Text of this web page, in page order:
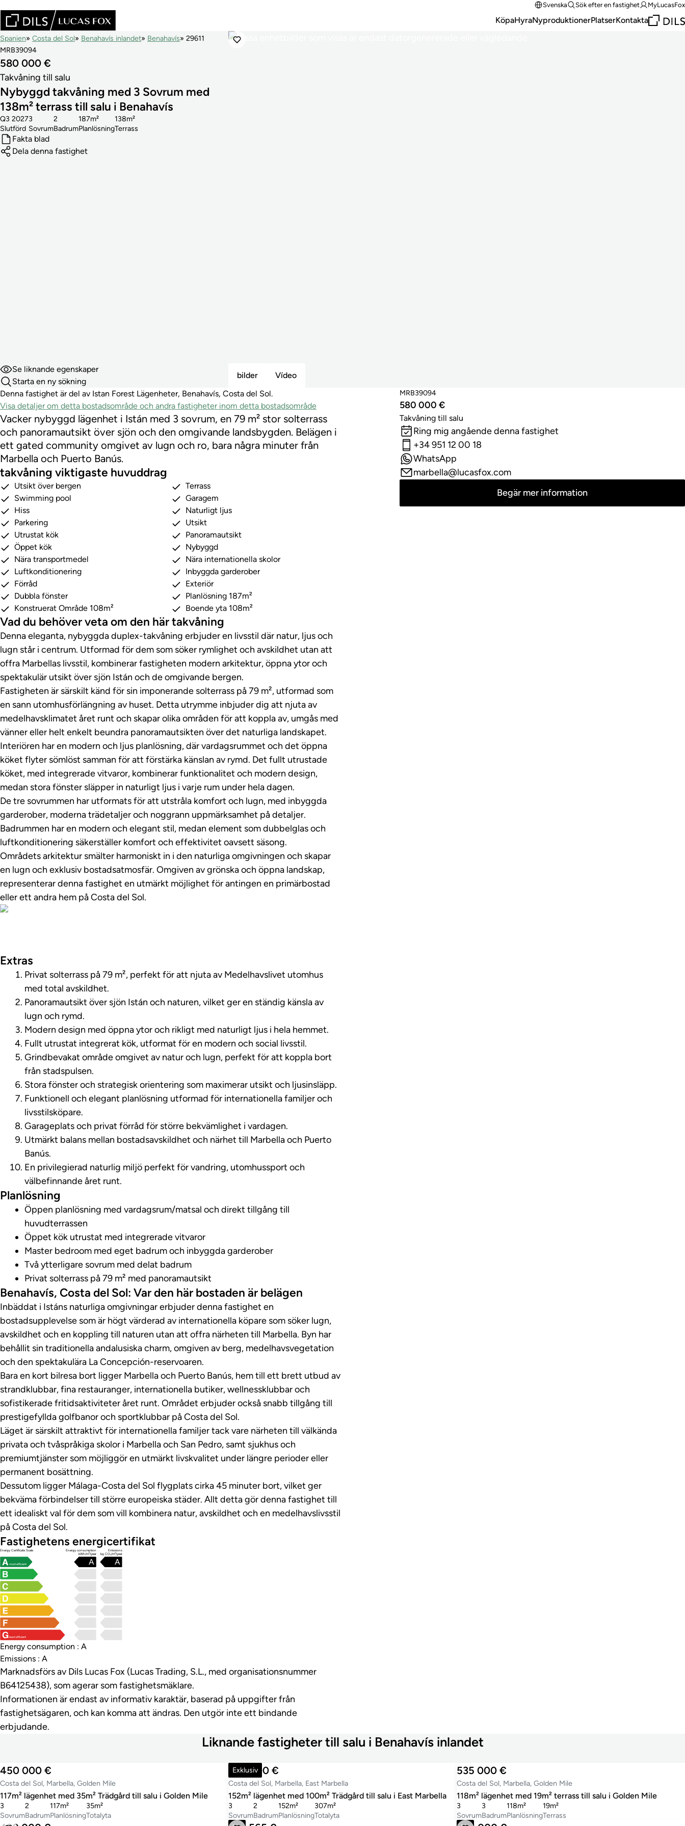
Svenska Sök efter en fastighet MyLucasFox
KöpaHyraNyproduktionerPlatserKontakta
bilder Vídeo
Spanien Costa del Sol Benahavís inlandet Benahavís
29611
MRB39094
580 000 €
Takvåning till salu
Nybyggd takvåning med 3 Sovrum med
138m² terrass till salu i Benahavís
Slutförd
Q3 2027
Sovrum
3
Badrum
2
Planlösning
187m²
Terrass
138m²
Fakta blad
Dela denna fastighet
Se liknande egenskaper
Starta en ny sökning
Denna fastighet är del av Istan Forest Lägenheter, Benahavís, Costa del Sol.
Visa detaljer om detta bostadsområde och andra fastigheter inom detta bostadsområde
Vacker nybyggd lägenhet i Istán med 3 sovrum, en 79 m² stor solterrass
och panoramautsikt över sjön och den omgivande landsbygden. Belägen i
ett gated community omgivet av lugn och ro, bara några minuter från
Marbella och Puerto Banús.
takvåning viktigaste huvuddrag
Utsikt över bergen
Terrass
Swimming pool
Garagem
Hiss
Naturligt ljus
Parkering
Utsikt
Utrustat kök
Panoramautsikt
Öppet kök
Nybyggd
Nära transportmedel
Nära internationella skolor
Luftkonditionering
Inbyggda garderober
Förråd
Exteriör
Dubbla fönster
Planlösning 187m²
Konstruerat Område 108m²
Boende yta 108m²
Vad du behöver veta om den här takvåning
Denna eleganta, nybyggda duplex-takvåning erbjuder en livsstil där natur, ljus och
lugn står i centrum. Utformad för dem som söker rymlighet och avskildhet utan att
offra Marbellas livsstil, kombinerar fastigheten modern arkitektur, öppna ytor och
spektakulär utsikt över sjön Istán och de omgivande bergen.
Fastigheten är särskilt känd för sin imponerande solterrass på 79 m², utformad som
en sann utomhusförlängning av huset. Detta utrymme inbjuder dig att njuta av
medelhavsklimatet året runt och skapar olika områden för att koppla av, umgås med
vänner eller helt enkelt beundra panoramautsikten över det naturliga landskapet.
Interiören har en modern och ljus planlösning, där vardagsrummet och det öppna
köket flyter sömlöst samman för att förstärka känslan av rymd. Det fullt utrustade
köket, med integrerade vitvaror, kombinerar funktionalitet och modern design,
medan stora fönster släpper in naturligt ljus i varje rum under hela dagen.
De tre sovrummen har utformats för att utstråla komfort och lugn, med inbyggda
garderober, moderna trädetaljer och noggrann uppmärksamhet på detaljer.
Badrummen har en modern och elegant stil, medan element som dubbelglas och
luftkonditionering säkerställer komfort och effektivitet oavsett säsong.
Områdets arkitektur smälter harmoniskt in i den naturliga omgivningen och skapar
en lugn och exklusiv bostadsatmosfär. Omgiven av grönska och öppna landskap,
representerar denna fastighet en utmärkt möjlighet för antingen en primärbostad
eller ett andra hem på Costa del Sol.
Extras
Privat solterrass på 79 m², perfekt för att njuta av Medelhavslivet utomhus
med total avskildhet.
Panoramautsikt över sjön Istán och naturen, vilket ger en ständig känsla av
lugn och rymd.
Modern design med öppna ytor och rikligt med naturligt ljus i hela hemmet.
Fullt utrustat integrerat kök, utformat för en modern och social livsstil.
Grindbevakat område omgivet av natur och lugn, perfekt för att koppla bort
från stadspulsen.
Stora fönster och strategisk orientering som maximerar utsikt och ljusinsläpp.
Funktionell och elegant planlösning utformad för internationella familjer och
livsstilsköpare.
Garageplats och privat förråd för större bekvämlighet i vardagen.
Utmärkt balans mellan bostadsavskildhet och närhet till Marbella och Puerto
Banús.
En privilegierad naturlig miljö perfekt för vandring, utomhussport och
välbefinnande året runt.
Planlösning
Öppen planlösning med vardagsrum/matsal och direkt tillgång till
huvudterrassen
Öppet kök utrustat med integrerade vitvaror
Master bedroom med eget badrum och inbyggda garderober
Två ytterligare sovrum med delat badrum
Privat solterrass på 79 m² med panoramautsikt
Benahavís, Costa del Sol: Var den här bostaden är belägen
Inbäddat i Istáns naturliga omgivningar erbjuder denna fastighet en
bostadsupplevelse som är högt värderad av internationella köpare som söker lugn,
avskildhet och en koppling till naturen utan att offra närheten till Marbella. Byn har
behållit sin traditionella andalusiska charm, omgiven av berg, medelhavsvegetation
och den spektakulära La Concepción-reservoaren.
Bara en kort bilresa bort ligger Marbella och Puerto Banús, hem till ett brett utbud av
strandklubbar, fina restauranger, internationella butiker, wellnessklubbar och
sofistikerade fritidsaktiviteter året runt. Området erbjuder också snabb tillgång till
prestigefyllda golfbanor och sportklubbar på Costa del Sol.
Läget är särskilt attraktivt för internationella familjer tack vare närheten till välkända
privata och tvåspråkiga skolor i Marbella och San Pedro, samt sjukhus och
premiumtjänster som möjliggör en utmärkt livskvalitet under längre perioder eller
permanent bosättning.
Dessutom ligger Málaga-Costa del Sol flygplats cirka 45 minuter bort, vilket ger
bekväma förbindelser till större europeiska städer. Allt detta gör denna fastighet till
ett idealiskt val för dem som vill kombinera natur, avskildhet och en medelhavslivsstil
på Costa del Sol.
Fastighetens energicertifikat
Energy Certificate Scale
Energy consumption
kWh/m²/year
Emissions
kg CO₂/m²/year
most efficient
least efficient
A
A
Energy consumption : A
Emissions : A
Marknadsförs av Dils Lucas Fox (Lucas Trading, S.L., med organisationsnummer
B64125438), som agerar som fastighetsmäklare.
Informationen är endast av informativ karaktär, baserad på uppgifter från
fastighetsägaren, och kan komma att ändras. Den utgör inte ett bindande
erbjudande.
MRB39094
580 000 €
Takvåning till salu
Ring mig angående denna fastighet
+34 951 12 00 18
WhatsApp
marbella@lucasfox.com
Begär mer information
Liknande fastigheter till salu i Benahavís inlandet
450 000 €
Costa del Sol, Marbella, Golden Mile
117m² lägenhet med 35m² Trädgård till salu i Golden Mile
Sovrum
3
Badrum
2
Planlösning
117m²
Totalyta
35m²
Exklusiv
790 000 €
Costa del Sol, Marbella, East Marbella
152m² lägenhet med 100m² Trädgård till salu i East Marbella
Sovrum
3
Badrum
2
Planlösning
152m²
Totalyta
307m²
535 000 €
Costa del Sol, Marbella, Golden Mile
118m² lägenhet med 19m² terrass till salu i Golden Mile
Sovrum
3
Badrum
3
Planlösning
118m²
Terrass
19m²